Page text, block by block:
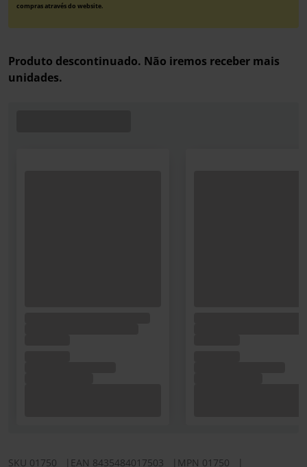
compras através do website.
Produto descontinuado. Não iremos receber mais
unidades.
SKU 01750 EAN 8435484017503 MPN 01750